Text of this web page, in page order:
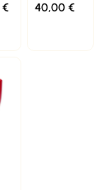
€
40,00 €